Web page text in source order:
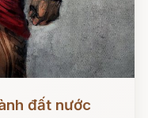
đất nước